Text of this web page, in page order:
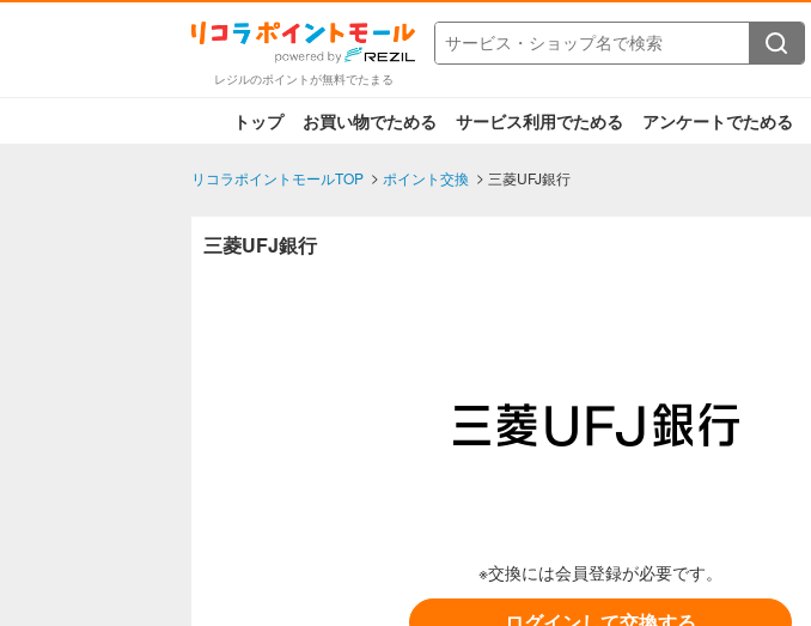
レジルのポイントが無料でたまる
トップ お買い物でためる サービス利用でためる アンケートでためる
リコラポイントモールTOP ポイント交換 三菱UFJ銀行
三菱UFJ銀行
※交換には会員登録が必要です。